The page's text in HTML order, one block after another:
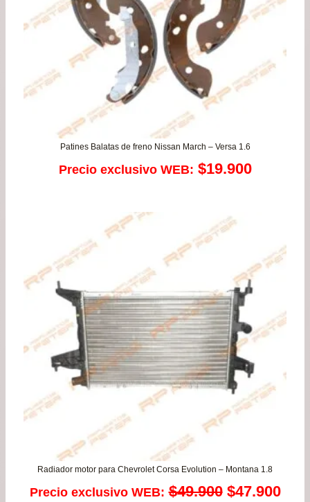
Patines Balatas de freno Nissan March – Versa 1.6
Precio exclusivo WEB: $19.900
Radiador motor para Chevrolet Corsa Evolution – Montana 1.8
Precio exclusivo WEB: $49.900 El
$47.900El